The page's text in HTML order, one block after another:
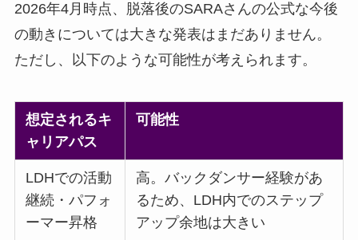
2026年4月時点、脱落後のSARAさんの公式な今後
の動きについては大きな発表はまだありません。
ただし、以下のような可能性が考えられます。
想定されるキ
ャリアパス
可能性
LDHでの活動
継続・パフォ
ーマー昇格
高。バックダンサー経験があ
るため、LDH内でのステップ
アップ余地は大きい